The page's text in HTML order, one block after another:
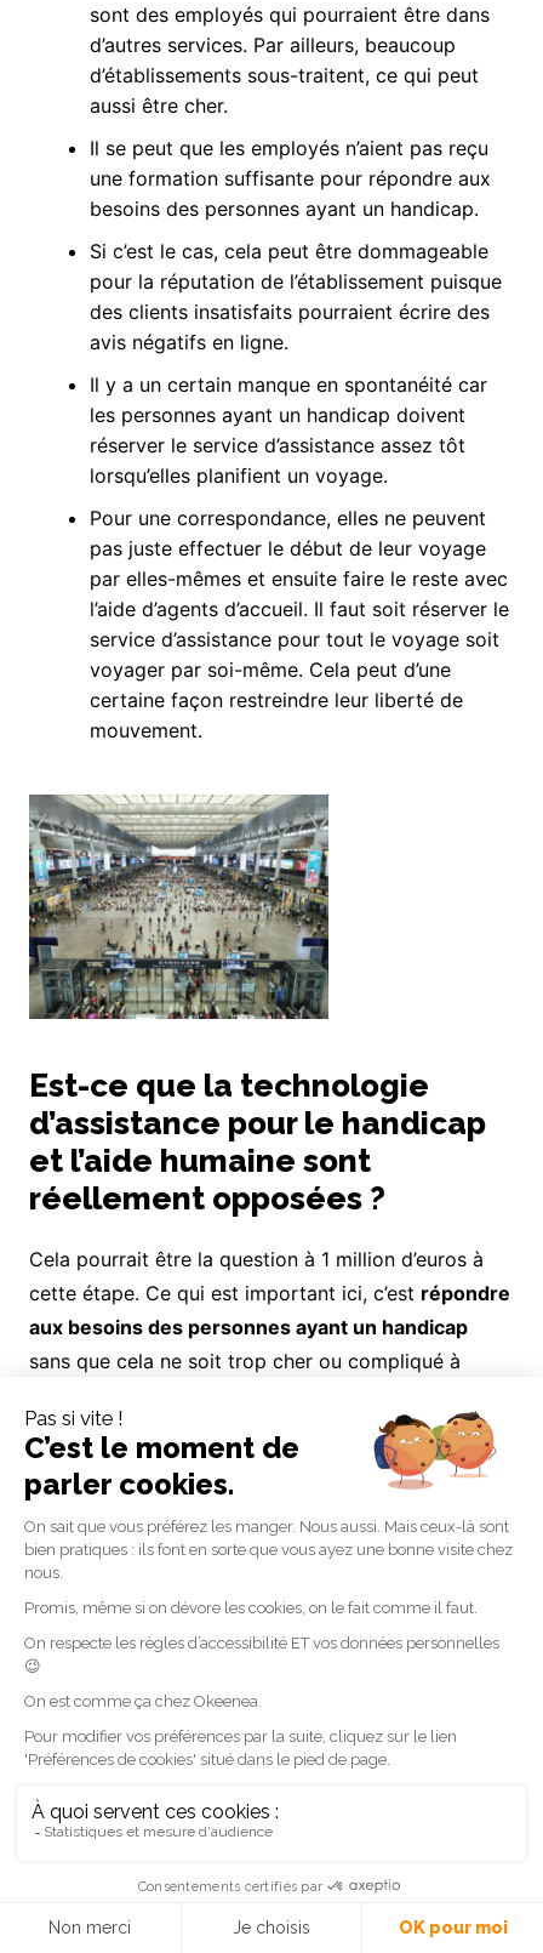
sont des employés qui pourraient être dans
d’autres services. Par ailleurs, beaucoup
d’établissements sous-traitent, ce qui peut
aussi être cher.
Il se peut que les employés n’aient pas reçu
une formation suffisante pour répondre aux
besoins des personnes ayant un handicap.
Si c’est le cas, cela peut être dommageable
pour la réputation de l’établissement puisque
des clients insatisfaits pourraient écrire des
avis négatifs en ligne.
Il y a un certain manque en spontanéité car
les personnes ayant un handicap doivent
réserver le service d’assistance assez tôt
lorsqu’elles planifient un voyage.
Pour une correspondance, elles ne peuvent
pas juste effectuer le début de leur voyage
par elles-mêmes et ensuite faire le reste avec
l’aide d’agents d’accueil. Il faut soit réserver le
service d’assistance pour tout le voyage soit
voyager par soi-même. Cela peut d’une
certaine façon restreindre leur liberté de
mouvement.
Est-ce que la technologie
d’assistance pour le handicap
et l’aide humaine sont
réellement opposées ?
Cela pourrait être la question à 1 million d’euros à
cette étape. Ce qui est important ici, c’est répondre
aux besoins des personnes ayant un handicap
sans que cela ne soit trop cher ou compliqué à
Jusqu’ici, on a vu que pour leur mobilité, les
personnes ayant un handicap favorisent l’autonomie
et l’indépendance. Mais cela dépend de leurs
capacités car chaque personne handicapée est
naviguer dans un établissement par elles-mêmes et
dans d’autres, avoir besoin d’aide.
Cela signifie qu’elles ont besoin d’avoir le choix :
utiliser une technologie d’assistance comme des
employéafin d’atteindre leur destination.
Avoir ces deux options disponibles peut faire la
charge de leur mobilité, qui la contrôlent. Nous